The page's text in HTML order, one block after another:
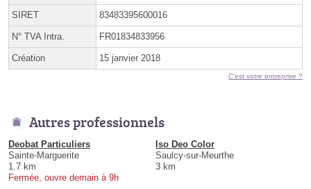
SIRET 83483395600016
N° TVA Intra. FR01834833956
Création 15 janvier 2018
C'est votre entreprise ?
Autres professionnels
Deobat Particuliers
Sainte-Marguerite
1.7 km
Fermée, ouvre demain à 9h
Iso Deo Color
Saulcy-sur-Meurthe
3 km